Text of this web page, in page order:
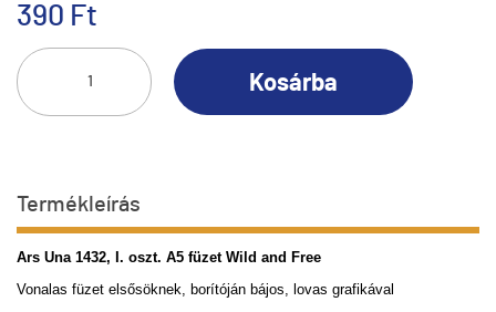
390 Ft
Kosárba
Termékleírás
Ars Una 1432, I. oszt. A5 füzet Wild and Free
Vonalas füzet elsősöknek, borítóján bájos, lovas grafikával